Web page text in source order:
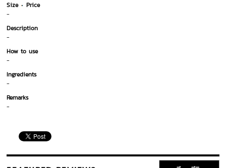
Size
Price
-
Description
-
How to use
-
Ingredients
-
Remarks
-